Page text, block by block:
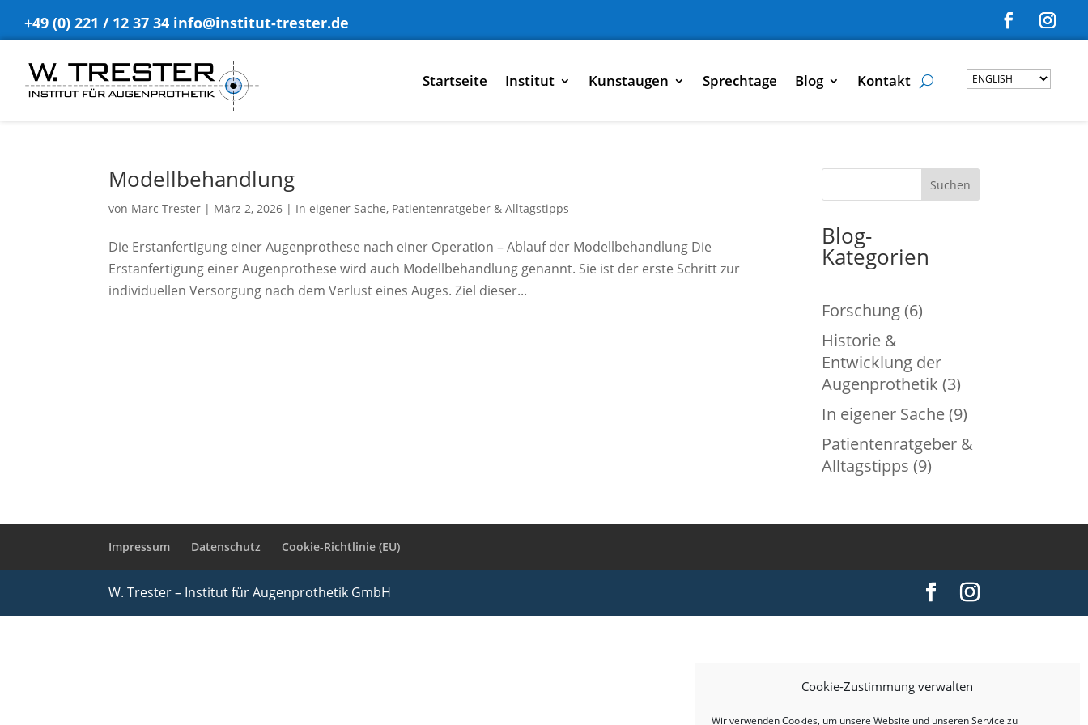
Cookie-Zustimmung verwalten
Wir verwenden Cookies, um unsere Website und unseren Service zu
+49 (0) 221 / 12 37 34 info@institut-trester.de
Startseite Institut Kunstaugen Sprechtage Blog Kontakt
Modellbehandlung
von Marc Trester | März 2, 2026 | In eigener Sache, Patientenratgeber & Alltagstipps
Die Erstanfertigung einer Augenprothese nach einer Operation – Ablauf der Modellbehandlung Die
Erstanfertigung einer Augenprothese wird auch Modellbehandlung genannt. Sie ist der erste Schritt zur
individuellen Versorgung nach dem Verlust eines Auges. Ziel dieser...
Suchen
Blog-
Kategorien
Forschung(6)
Historie &
Entwicklung der
Augenprothetik (3)
In eigener Sache(9)
Patientenratgeber &
Alltagstipps (9)
Impressum Datenschutz Cookie-Richtlinie (EU)
W. Trester – Institut für Augenprothetik GmbH